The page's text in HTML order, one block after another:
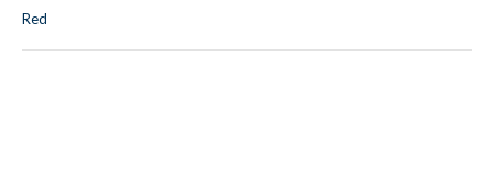
Red